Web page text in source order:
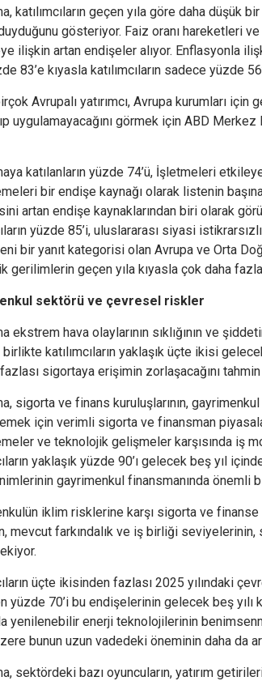
katılımcıların geçen yıla göre daha düşük
gösteriyor. Faiz oranı hareketleri
ilişkin artan endişeler alıyor. Enflasyonla
83’e kıyasla katılımcıların sadece yüzde
Avrupalı ​​yatırımcı, Avrupa kurumları
uygulamayacağını görmek için ABD
katılanların yüzde 74’ü, İşletmeleri
bir endişe kaynağı olarak listenin başına
artan endişe kaynaklarından biri olarak
yüzde 85’i, uluslararası siyasi
bir yanıt kategorisi olan Avrupa ve Orta
gerilimlerin geçen yıla kıyasla çok daha
sektörü ve çevresel riskler
ekstrem hava olaylarının sıklığının ve
birlikte katılımcıların yaklaşık üçte ikisi
sigortaya erişimin zorlaşacağını
sigorta ve finans kuruluşlarının,
için verimli sigorta ve finansman
ve teknolojik gelişmeler karşısında iş
yaklaşık yüzde 90’ı gelecek beş yıl
gayrimenkul finansmanında önemli
iklim risklerine karşı sigorta ve
mevcut farkındalık ve iş birliği seviyelerinin,
üçte ikisinden fazlası 2025 yılındaki
yüzde 70’i bu endişelerinin gelecek beş yılı
yenilenebilir enerji teknolojilerinin
bunun uzun vadedeki öneminin daha da
sektördeki bazı oyuncuların, yatırım